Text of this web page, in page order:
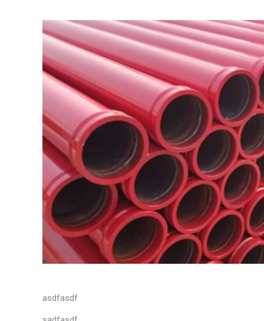
asdfasdf